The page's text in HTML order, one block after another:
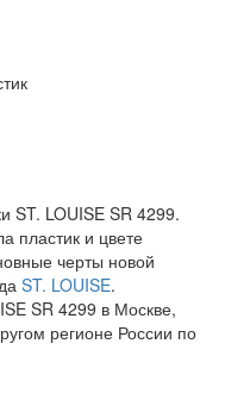
ST. LOUISE SR 4299.
пластик и цвете
черты новой
ST. LOUISE.
SR 4299 в Москве,
регионе России по